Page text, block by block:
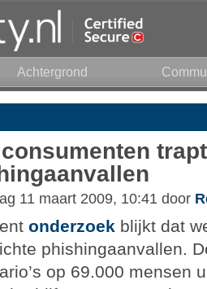
Achtergrond
11 maart 2009, 10:41 door
onderzoekblijkt dat
phishingaanvallen.
op 69.000 mensen